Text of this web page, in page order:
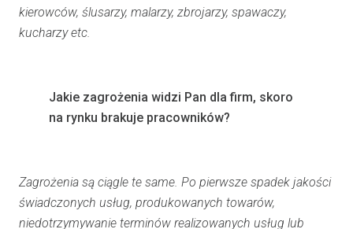
kierowców, ślusarzy, malarzy, zbrojarzy, spawaczy,
kucharzy etc.
Jakie zagrożenia widzi Pan dla firm, skoro
na rynku brakuje pracowników?
Zagrożenia są ciągle te same. Po pierwsze spadek jakości
świadczonych usług, produkowanych towarów,
niedotrzymywanie terminów realizowanych usług lub